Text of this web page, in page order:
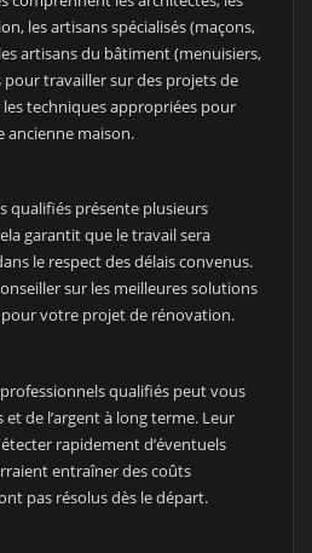
les artisans spécialisés (maçons,
artisans du bâtiment (menuisiers,
travailler sur des projets de
techniques appropriées pour
ancienne maison.
qualifiés présente plusieurs
garantit que le travail sera
le respect des délais convenus.
sur les meilleures solutions
votre projet de rénovation.
qualifiés peut vous
de l’argent à long terme. Leur
rapidement d’éventuels
entraîner des coûts
pas résolus dès le départ.